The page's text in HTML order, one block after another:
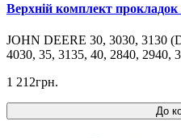
Верхній комплект прокладок
JOHN DEERE 30, 3030, 3130
4030, 35, 3135, 40, 2840, 2940,
1 212грн.
До